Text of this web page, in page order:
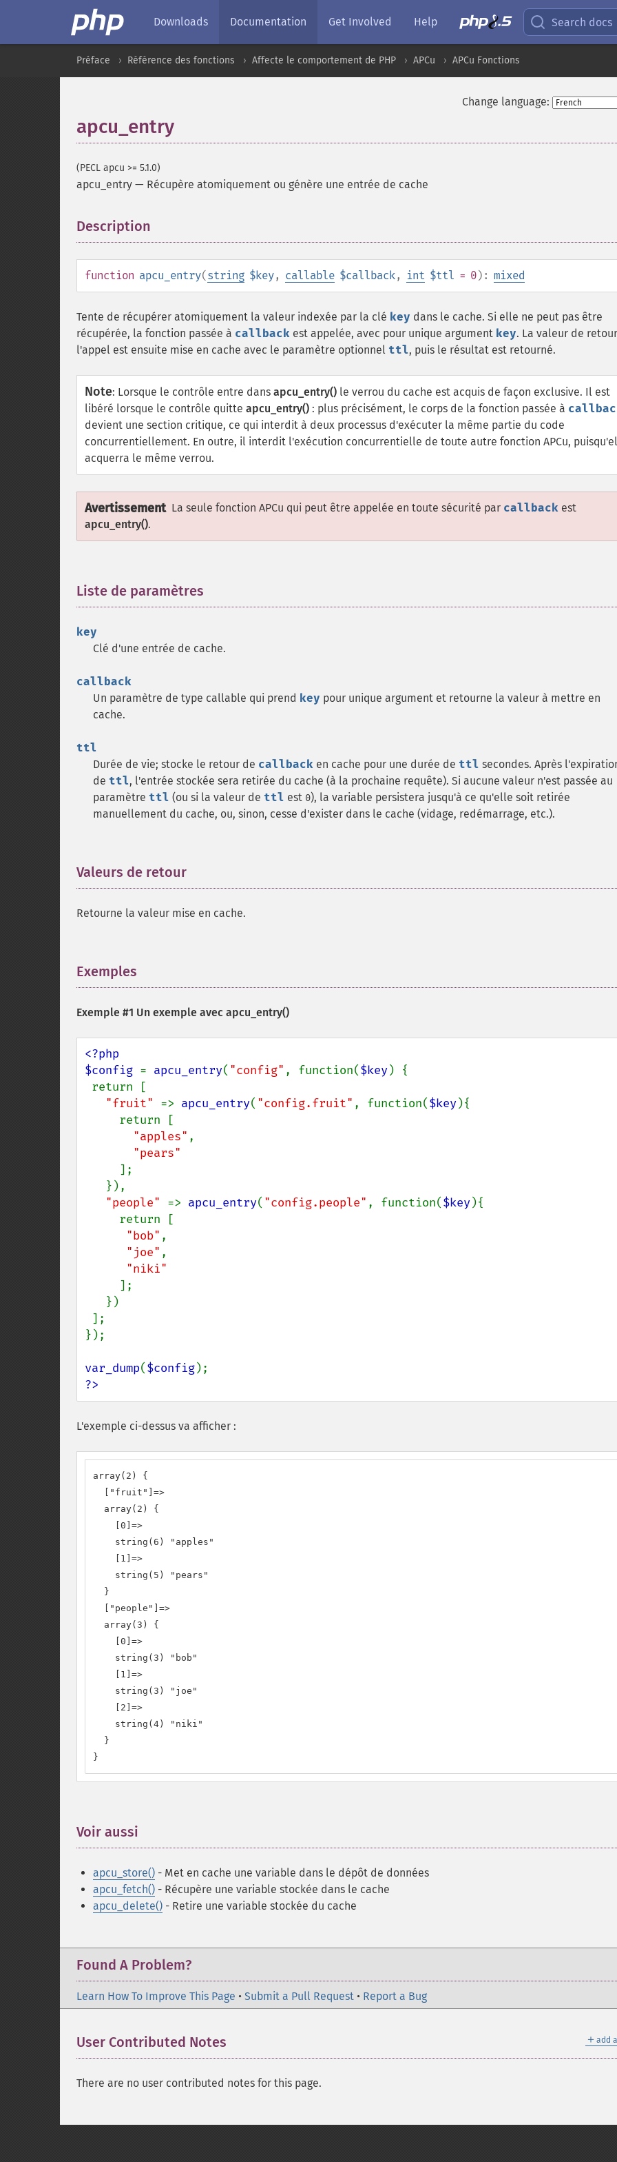
Downloads Documentation Get Involved Help Search docs
Préface Référence des fonctions Affecte le comportement de PHP APCu APCu Fonctions
Change language:
apcu_entry
(PECL apcu >= 5.1.0)
apcu_entry — Récupère atomiquement ou génère une entrée de cache
Description
function apcu_entry(string $key, callable $callback, int $ttl = 0): mixed
Tente de récupérer atomiquement la valeur indexée par la clé key dans le cache. Si elle ne peut pas être
récupérée, la fonction passée à callback est appelée, avec pour unique argument key. La valeur de
l'appel est ensuite mise en cache avec le paramètre optionnel ttl, puis le résultat est retourné.
Note: Lorsque le contrôle entre dans apcu_entry() le verrou du cache est acquis de façon exclusive. Il est
libéré lorsque le contrôle quitte apcu_entry() : plus précisément, le corps de la fonction passée à
devient une section critique, ce qui interdit à deux processus d'exécuter la même partie du code
concurrentiellement. En outre, il interdit l'exécution concurrentielle de toute autre fonction APCu,
acquerra le même verrou.
Avertissement La seule fonction APCu qui peut être appelée en toute sécurité par callback est
apcu_entry().
Liste de paramètres
key
Clé d'une entrée de cache.
callback
Un paramètre de type callable qui prend key pour unique argument et retourne la valeur à mettre en
cache.
ttl
Durée de vie; stocke le retour de callback en cache pour une durée de ttl secondes. Après
de ttl, l'entrée stockée sera retirée du cache (à la prochaine requête). Si aucune valeur n'est passée au
paramètre ttl (ou si la valeur de ttl est 0), la variable persistera jusqu'à ce qu'elle soit retirée
manuellement du cache, ou, sinon, cesse d'exister dans le cache (vidage, redémarrage, etc.).
Valeurs de retour
Retourne la valeur mise en cache.
Exemples
Exemple #1 Un exemple avec apcu_entry()
<?php
$config = apcu_entry( "config" , function($key) {
"fruit" => apcu_entry( "config.fruit" , function($key){
"apples" ,
"pears"
];
"people" => apcu_entry( "config.people" , function($key){
"bob" ,
"joe" ,
"niki"
];
});
var_dump($config
?>
L'exemple ci-dessus va afficher :
array(2) {
  ["fruit"]=>
  array(2) {
    [0]=>
    string(6) "apples"
    [1]=>
    string(5) "pears"
  }
  ["people"]=>
  array(3) {
    [0]=>
    string(3) "bob"
    [1]=>
    string(3) "joe"
    [2]=>
    string(4) "niki"
  }
}
Voir aussi
apcu_store() - Met en cache une variable dans le dépôt de données
apcu_fetch() - Récupère une variable stockée dans le cache
apcu_delete() - Retire une variable stockée du cache
Found A Problem?
Learn How To Improve This Page • Submit a Pull Request • Report a Bug
＋ add
User Contributed Notes
There are no user contributed notes for this page.